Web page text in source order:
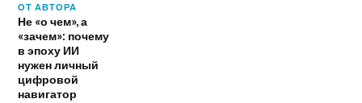
ОТ АВТОРА
Не «о чем», а
«зачем»: почему
в эпоху ИИ
нужен личный
цифровой
навигатор